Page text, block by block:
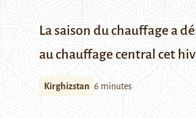
La saison du chauffage a
au chauffage central cet
Kirghizstan 6 minutes